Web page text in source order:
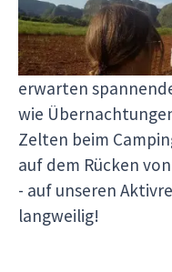
oder mehrtägige
Städte mit dem
Kanu durch
erwarten
wie
Zelten beim
auf dem Rücken
- auf unseren
langweilig!